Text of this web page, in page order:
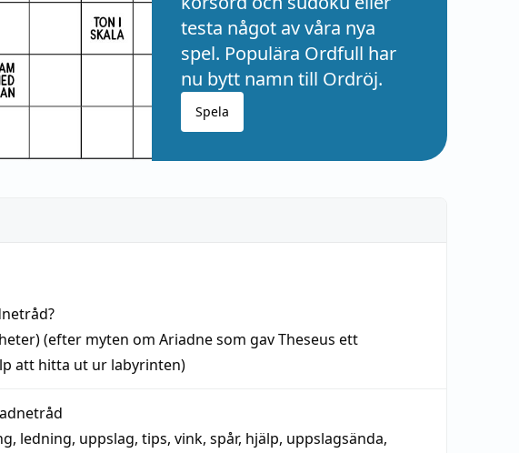
testa något av våra nya
spel. Populära Ordfull har
nu bytt namn till Ordröj.
Spela
?
(efter myten om Ariadne som gav Theseus ett
att hitta ut ur labyrinten)
, ledning, uppslag, tips, vink, spår, hjälp, uppslagsända,